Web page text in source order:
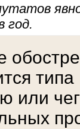
год.
или